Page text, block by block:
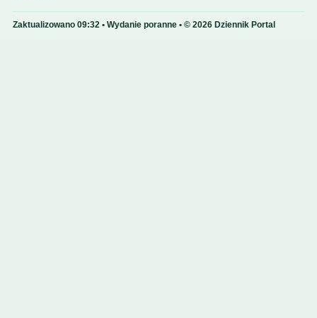
Zaktualizowano 09:32 • Wydanie poranne • © 2026 Dziennik Portal